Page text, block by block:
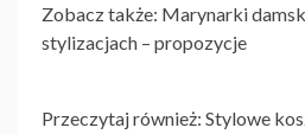
Zobacz także: Marynarki
stylizacjach – propozycje
Przeczytaj również: Stylowe